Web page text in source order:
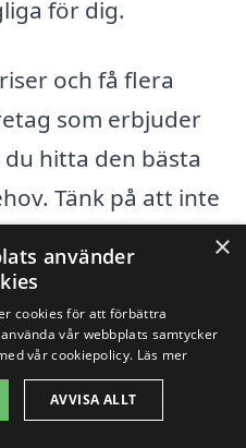
för dig.
och få flera
som erbjuder
du hitta den bästa
Tänk på att inte
och
i solceller är inte
din
ett steg mot en
×
använder
cookies för att förbättra
vår webbplats samtycker
vår cookiepolicy. Läs mer
AVVISA ALLT